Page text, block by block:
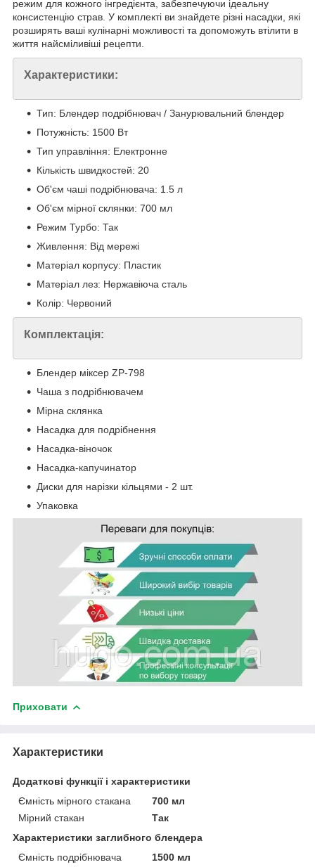
режим для кожного інгредієнта, забезпечуючи ідеальну
консистенцію страв. У комплекті ви знайдете різні насадки, які
розширять ваші кулінарні можливості та допоможуть втілити в
життя найсміливіші рецепти.
Характеристики:
Тип: Блендер подрібнювач / Занурювальний блендер
Потужність: 1500 Вт
Тип управління: Електронне
Кількість швидкостей: 20
Об'єм чаші подрібнювача: 1.5 л
Об'єм мірної склянки: 700 мл
Режим Турбо: Так
Живлення: Від мережі
Матеріал корпусу: Пластик
Матеріал лез: Нержавіюча сталь
Колір: Червоний
Комплектація:
Блендер міксер ZP-798
Чаша з подрібнювачем
Мірна склянка
Насадка для подрібнення
Насадка-віночок
Насадка-капучинатор
Диски для нарізки кільцями - 2 шт.
Упаковка
Приховати
Характеристики
Додаткові функції і характеристики
Ємність мірного стакана
700 мл
Мірний стакан
Так
Характеристики заглибного блендера
Ємність подрібнювача
1500 мл